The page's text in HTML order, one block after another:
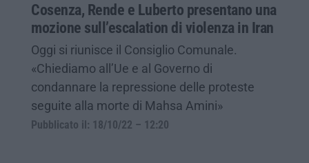
Cosenza, Rende e Luberto presentano una
mozione sull’escalation di violenza in Iran
Oggi si riunisce il Consiglio Comunale.
«Chiediamo all’Ue e al Governo di
condannare la repressione delle proteste
seguite alla morte di Mahsa Amini»
Pubblicato il: 18/10/22 – 12:20